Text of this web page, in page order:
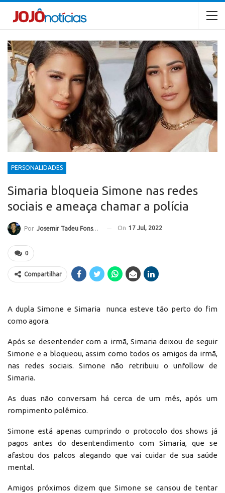
PERSONALIDADES
Simaria bloqueia Simone nas redes
sociais e ameaça chamar a polícia
Por Josemir Tadeu Fonseca On 17 Jul, 2022
0
Compartilhar
A dupla Simone e Simaria nunca esteve tão perto do fim
como agora.
Após se desentender com a irmã, Simaria deixou de seguir
Simone e a bloqueou, assim como todos os amigos da irmã,
nas redes sociais. Simone não retribuiu o unfollow de
Simaria.
As duas não conversam há cerca de um mês, após um
rompimento polêmico.
Simone está apenas cumprindo o protocolo dos shows já
pagos antes do desentendimento com Simaria, que se
afastou dos palcos alegando que vai cuidar de sua saúde
mental.
Amigos próximos dizem que Simone se cansou de tentar